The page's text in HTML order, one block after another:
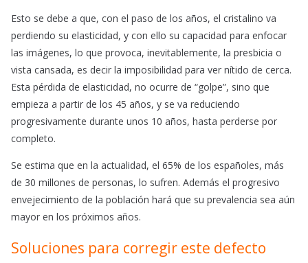
Esto se debe a que, con el paso de los años, el cristalino va
perdiendo su elasticidad, y con ello su capacidad para enfocar
las imágenes, lo que provoca, inevitablemente, la presbicia o
vista cansada, es decir la imposibilidad para ver nítido de cerca.
Esta pérdida de elasticidad, no ocurre de “golpe”, sino que
empieza a partir de los 45 años, y se va reduciendo
progresivamente durante unos 10 años, hasta perderse por
completo.
Se estima que en la actualidad, el 65% de los españoles, más
de 30 millones de personas, lo sufren. Además el progresivo
envejecimiento de la población hará que su prevalencia sea aún
mayor en los próximos años.
Soluciones para corregir este defecto